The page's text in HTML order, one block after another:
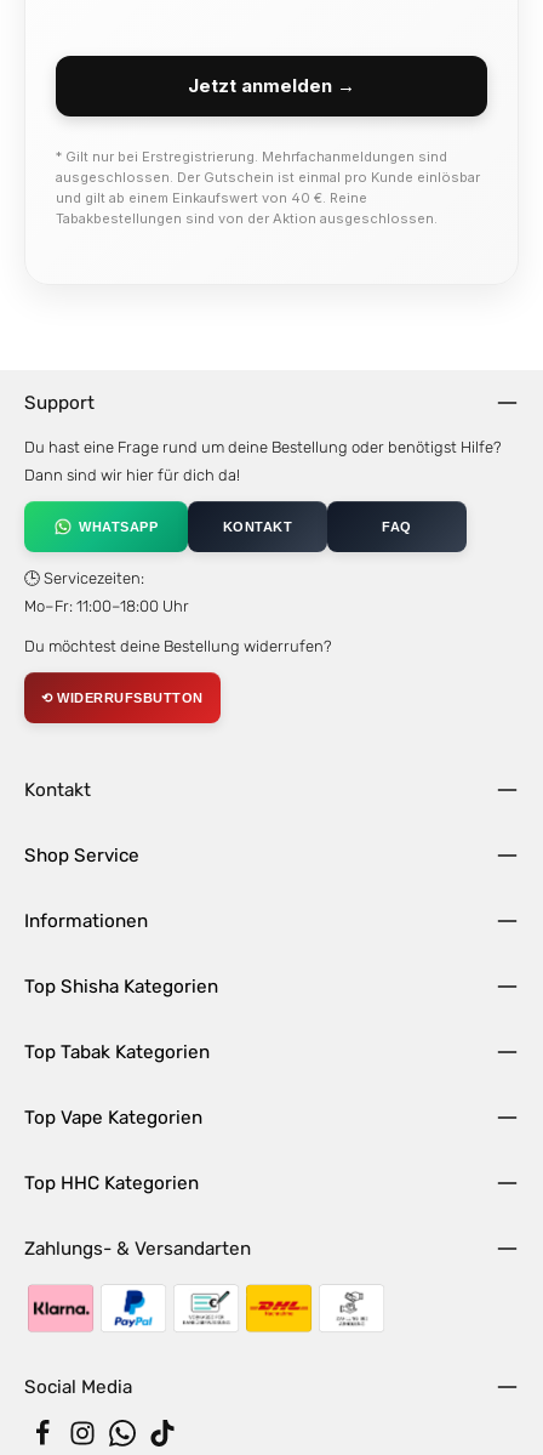
Jetzt anmelden →
* Gilt nur bei Erstregistrierung. Mehrfachanmeldungen sind
ausgeschlossen. Der Gutschein ist einmal pro Kunde einlösbar
und gilt ab einem Einkaufswert von 40 €. Reine
Tabakbestellungen sind von der Aktion ausgeschlossen.
Support
Du hast eine Frage rund um deine Bestellung oder benötigst Hilfe?
Dann sind wir hier für dich da!
WHATSAPP KONTAKT FAQ
🕒 Servicezeiten:
Mo–Fr: 11:00–18:00 Uhr
Du möchtest deine Bestellung widerrufen?
⟲ WIDERRUFSBUTTON
Kontakt
Shop Service
Informationen
Top Shisha Kategorien
Top Tabak Kategorien
Top Vape Kategorien
Top HHC Kategorien
Zahlungs- & Versandarten
Social Media